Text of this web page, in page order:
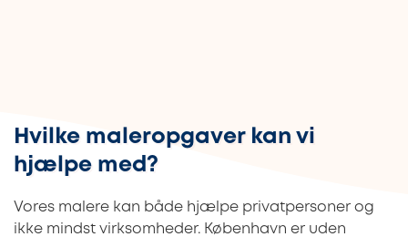
Hvilke maleropgaver kan vi
hjælpe med?
Vores malere kan både hjælpe privatpersoner og
ikke mindst virksomheder. København er uden